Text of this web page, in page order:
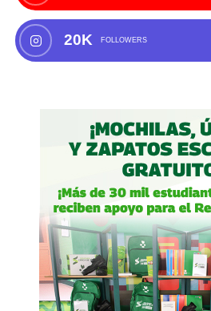
20K FOLLOWERS